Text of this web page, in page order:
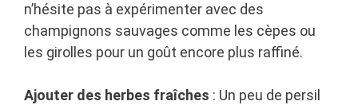
n’hésite pas à expérimenter avec des
champignons sauvages comme les cèpes ou
les girolles pour un goût encore plus raffiné.
Ajouter des herbes fraîches : Un peu de persil